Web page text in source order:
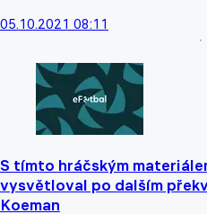
05.10.2021 08:11
S tímto hráčským
vysvětloval po dalším
Koeman